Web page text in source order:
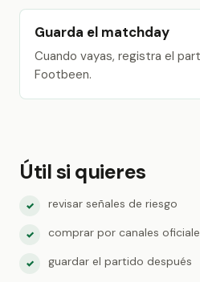
Guarda el matchday
Cuando vayas, registra el
Footbeen.
Útil si quieres
✓ revisar señales de riesgo
✓ comprar por canales
✓ guardar el partido después